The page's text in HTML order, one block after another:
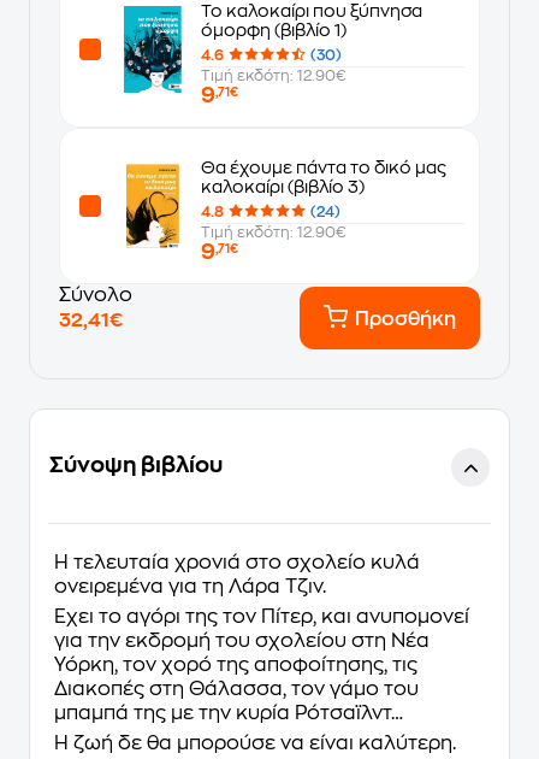
Το καλοκαίρι που ξύπνησα
όμορφη (βιβλίο 1)
4.6
(30)
Τιμή εκδότη: 12.90€
9,71€
Θα έχουμε πάντα το δικό μας
καλοκαίρι (βιβλίο 3)
4.8
(24)
Τιμή εκδότη: 12.90€
9,71€
Σύνολο
32,41€
Προσθήκη
Σύνοψη βιβλίου
H τελευταία χρονιά στο σχολείο κυλά
ονειρεμένα για τη Λάρα Τζιν.
Έχει το αγόρι της τον Πίτερ, και ανυπομονεί
για την εκδρομή του σχολείου στη Νέα
Υόρκη, τον χορό της αποφοίτησης, τις
Διακοπές στη Θάλασσα, τον γάμο του
μπαμπά της με την κυρία Ρότσαϊλντ…
Η ζωή δε θα μπορούσε να είναι καλύτερη.